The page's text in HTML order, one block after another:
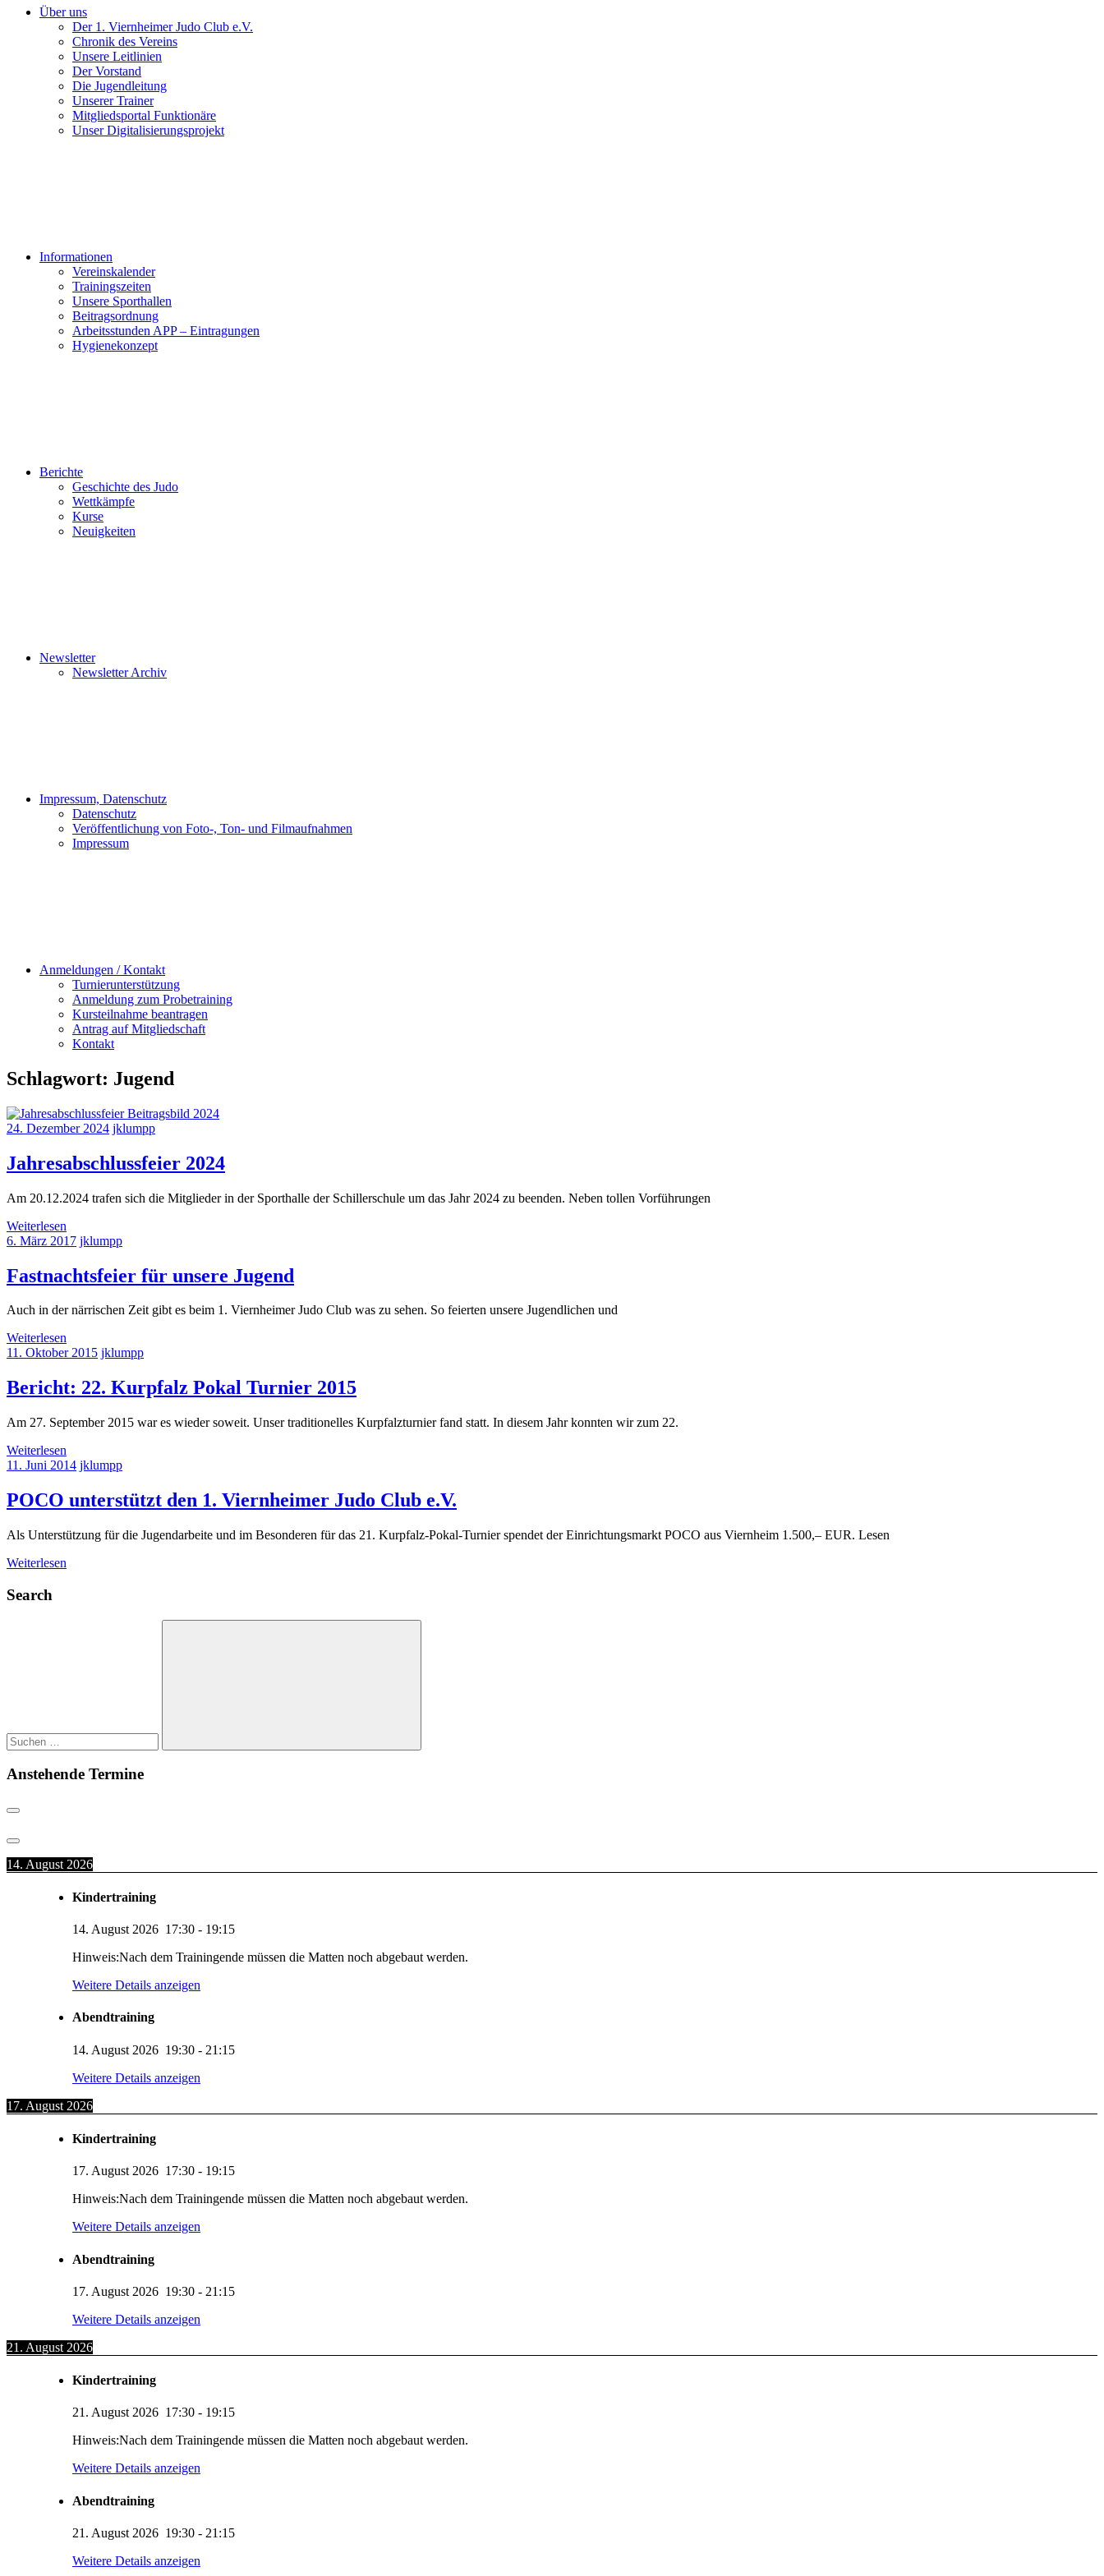
Über uns
Der 1. Viernheimer Judo Club e.V.
Chronik des Vereins
Unsere Leitlinien
Der Vorstand
Die Jugendleitung
Unserer Trainer
Mitgliedsportal Funktionäre
Unser Digitalisierungsprojekt
Informationen
Vereinskalender
Trainingszeiten
Unsere Sporthallen
Beitragsordnung
Arbeitsstunden APP – Eintragungen
Hygienekonzept
Berichte
Geschichte des Judo
Wettkämpfe
Kurse
Neuigkeiten
Newsletter
Newsletter Archiv
Impressum, Datenschutz
Datenschutz
Veröffentlichung von Foto-, Ton- und Filmaufnahmen
Impressum
Anmeldungen / Kontakt
Turnierunterstützung
Anmeldung zum Probetraining
Kursteilnahme beantragen
Antrag auf Mitgliedschaft
Kontakt
Schlagwort: Jugend
24. Dezember 2024 jklumpp
Jahresabschlussfeier 2024
Am 20.12.2024 trafen sich die Mitglieder in der Sporthalle der Schillerschule um das Jahr 2024 zu beenden. Neben tollen Vorführungen
Weiterlesen
6. März 2017 jklumpp
Fastnachtsfeier für unsere Jugend
Auch in der närrischen Zeit gibt es beim 1. Viernheimer Judo Club was zu sehen. So feierten unsere Jugendlichen und
Weiterlesen
11. Oktober 2015 jklumpp
Bericht: 22. Kurpfalz Pokal Turnier 2015
Am 27. September 2015 war es wieder soweit. Unser traditionelles Kurpfalzturnier fand statt. In diesem Jahr konnten wir zum 22.
Weiterlesen
11. Juni 2014 jklumpp
POCO unterstützt den 1. Viernheimer Judo Club e.V.
Als Unterstützung für die Jugendarbeite und im Besonderen für das 21. Kurpfalz-Pokal-Turnier spendet der Einrichtungsmarkt POCO aus Viernheim 1.500,– EUR. Lesen
Weiterlesen
Search
Suchen
Anstehende Termine
14. August 2026
Kindertraining
14. August 2026 17:30 - 19:15
Hinweis:Nach dem Trainingende müssen die Matten noch abgebaut werden.
Weitere Details anzeigen
Abendtraining
14. August 2026 19:30 - 21:15
Weitere Details anzeigen
17. August 2026
Kindertraining
17. August 2026 17:30 - 19:15
Hinweis:Nach dem Trainingende müssen die Matten noch abgebaut werden.
Weitere Details anzeigen
Abendtraining
17. August 2026 19:30 - 21:15
Weitere Details anzeigen
21. August 2026
Kindertraining
21. August 2026 17:30 - 19:15
Hinweis:Nach dem Trainingende müssen die Matten noch abgebaut werden.
Weitere Details anzeigen
Abendtraining
21. August 2026 19:30 - 21:15
Weitere Details anzeigen